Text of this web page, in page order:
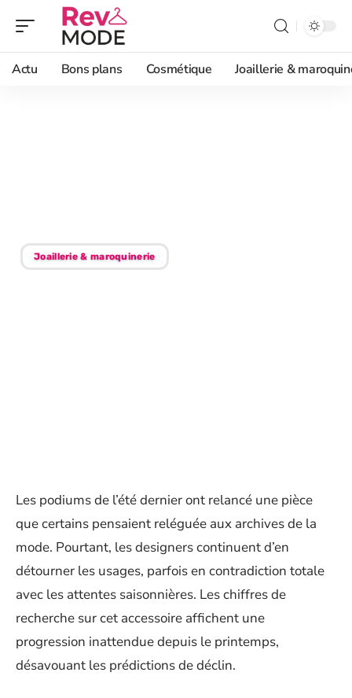
Actu Bons plans Cosmétique Joaillerie &
Joaillerie & maroquinerie
Les podiums de l’été dernier ont relancé une pièce
que certains pensaient reléguée aux archives de la
mode. Pourtant, les designers continuent d’en
détourner les usages, parfois en contradiction totale
avec les attentes saisonnières. Les chiffres de
recherche sur cet accessoire affichent une
progression inattendue depuis le printemps,
désavouant les prédictions de déclin.